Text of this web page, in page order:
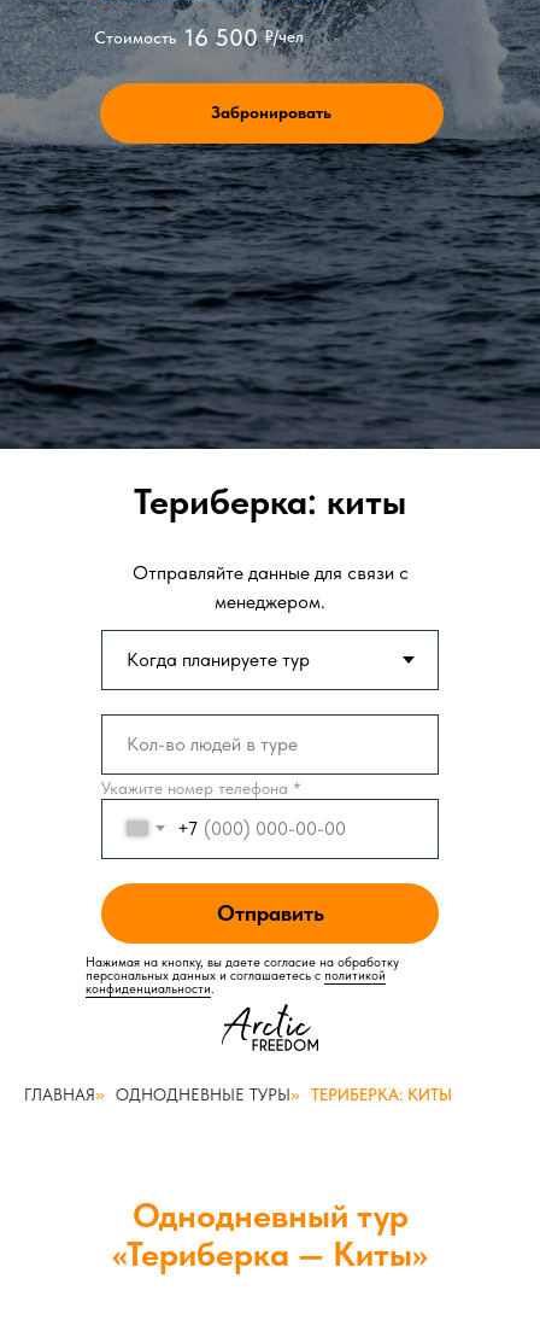
Забронировать
Стоимость 16 500 ₽/чел
+7
Отправить
Нажимая на кнопку, вы даете согласие на обработку
персональных данных и соглашаетесь c политикой
конфиденциальности.
Отправляйте данные для связи с
менеджером.
Териберка: киты
Укажите номер телефона *
ГЛАВНАЯ» ОДНОДНЕВНЫЕ ТУРЫ» ТЕРИБЕРКА: КИТЫ
Однодневный тур
«Териберка — Киты»